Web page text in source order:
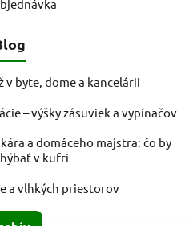
byte, dome a kancelárii
– výšky zásuviek a vypínačov
a domáceho majstra: čo by
v kufri
a vlhkých priestorov